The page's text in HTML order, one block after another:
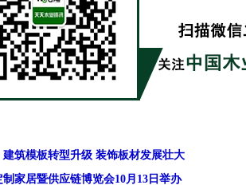
建筑模板转型升级 装饰板材发展壮大
家居暨供应链博览会10月13日举办